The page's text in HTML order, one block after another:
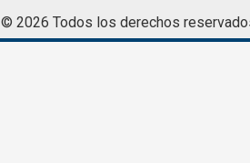
© 2026 Todos los derechos